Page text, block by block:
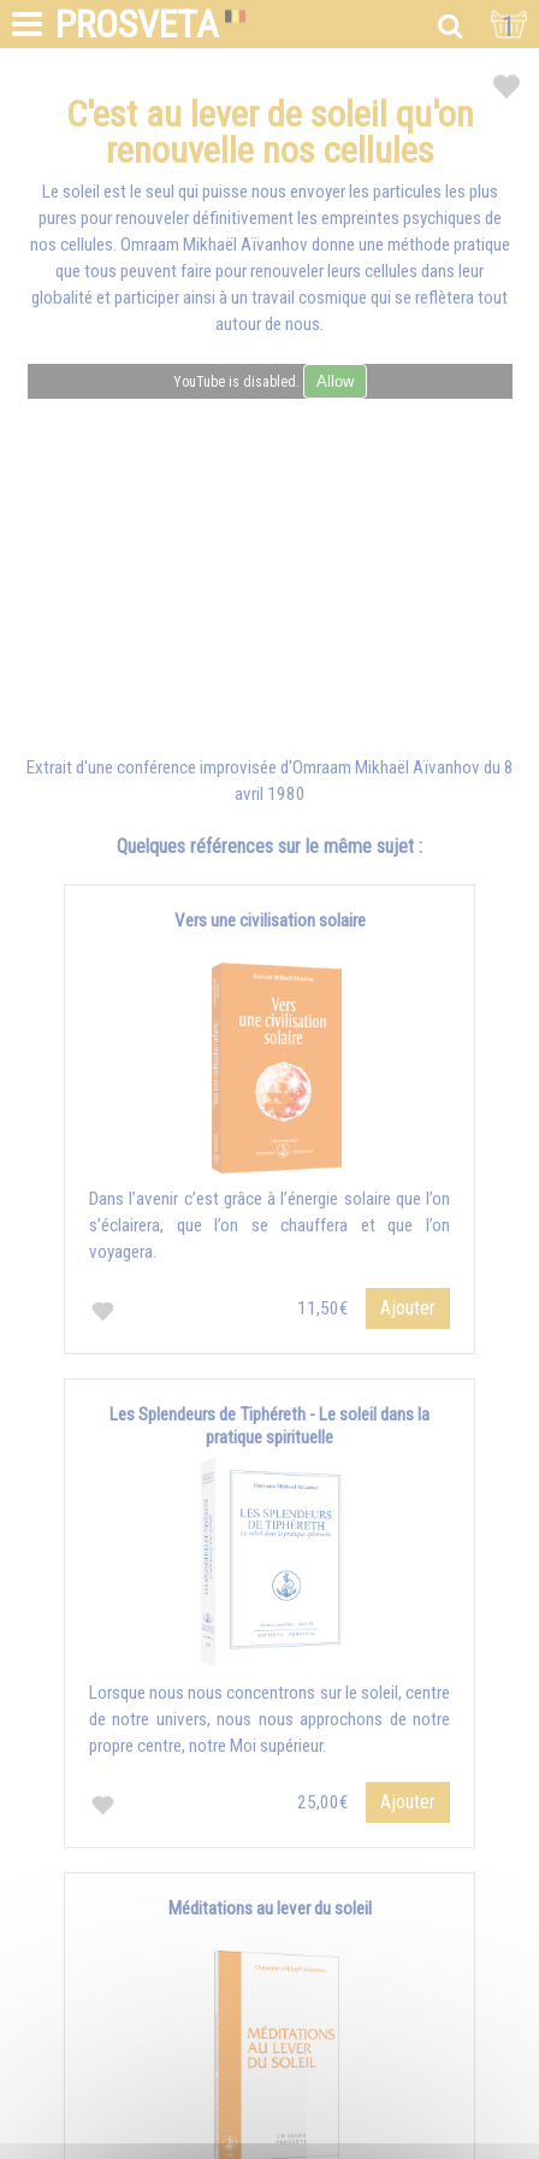
PROSVETA 1
C'est au lever de soleil qu'on
renouvelle nos cellules
Le soleil est le seul qui puisse nous envoyer les particules les plus
pures pour renouveler définitivement les empreintes psychiques de
nos cellules. Omraam Mikhaël Aïvanhov donne une méthode pratique
que tous peuvent faire pour renouveler leurs cellules dans leur
globalité et participer ainsi à un travail cosmique qui se reflètera tout
autour de nous.
YouTube is disabled. Allow
Extrait d'une conférence improvisée d'Omraam Mikhaël Aïvanhov du 8
avril 1980
Quelques références sur le même sujet :
Vers une civilisation solaire
Dans l’avenir c’est grâce à l’énergie solaire que l’on
s’éclairera, que l’on se chauffera et que l’on
voyagera.
11,50€ Ajouter
Les Splendeurs de Tiphéreth - Le soleil dans la
pratique spirituelle
Lorsque nous nous concentrons sur le soleil, centre
de notre univers, nous nous approchons de notre
propre centre, notre Moi supérieur.
25,00€ Ajouter
Méditations au lever du soleil